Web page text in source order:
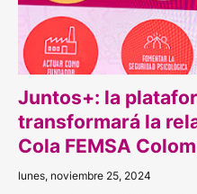
Juntos+: la
transformará la
Cola FEMSA
lunes, noviembre 25, 2024